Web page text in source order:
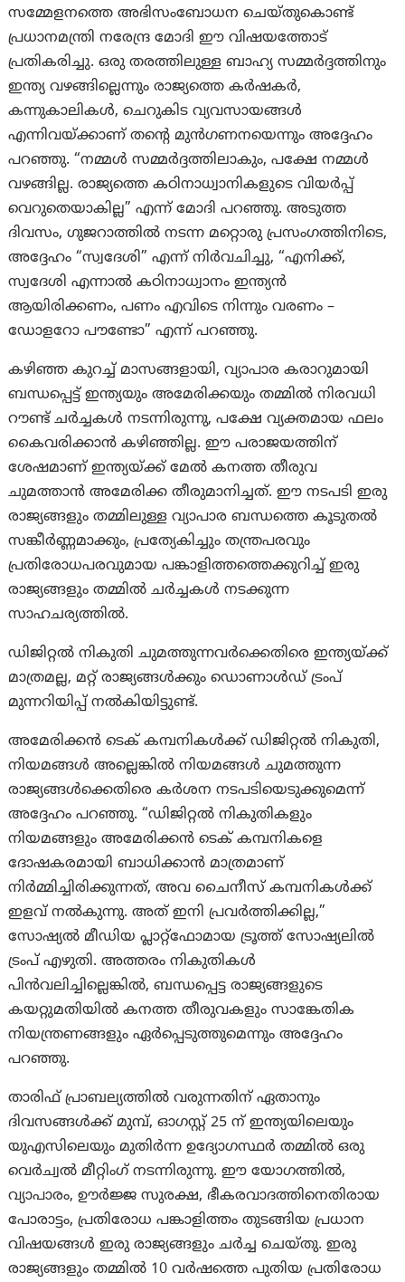
സമ്മേളനത്തെ അഭിസംബോധന ചെയ്തുകൊണ്ട്
പ്രധാനമന്ത്രി നരേന്ദ്ര മോദി ഈ വിഷയത്തോട്
പ്രതികരിച്ചു. ഒരു തരത്തിലുള്ള ബാഹ്യ സമ്മർദ്ദത്തിനും
ഇന്ത്യ വഴങ്ങില്ലെന്നും രാജ്യത്തെ കർഷകർ,
കന്നുകാലികൾ, ചെറുകിട വ്യവസായങ്ങൾ
എന്നിവയ്ക്കാണ് തന്റെ മുൻഗണനയെന്നും അദ്ദേഹം
പറഞ്ഞു. “നമ്മൾ സമ്മർദ്ദത്തിലാകും, പക്ഷേ നമ്മൾ
വഴങ്ങില്ല. രാജ്യത്തെ കഠിനാധ്വാനികളുടെ വിയർപ്പ്
വെറുതെയാകില്ല” എന്ന് മോദി പറഞ്ഞു. അടുത്ത
ദിവസം, ഗുജറാത്തിൽ നടന്ന മറ്റൊരു പ്രസംഗത്തിനിടെ,
അദ്ദേഹം “സ്വദേശി” എന്ന് നിർവചിച്ചു, “എനിക്ക്,
സ്വദേശി എന്നാൽ കഠിനാധ്വാനം ഇന്ത്യൻ
ആയിരിക്കണം, പണം എവിടെ നിന്നും വരണം –
ഡോളറോ പൗണ്ടോ” എന്ന് പറഞ്ഞു.
കഴിഞ്ഞ കുറച്ച് മാസങ്ങളായി, വ്യാപാര കരാറുമായി
ബന്ധപ്പെട്ട് ഇന്ത്യയും അമേരിക്കയും തമ്മിൽ നിരവധി
റൗണ്ട് ചർച്ചകൾ നടന്നിരുന്നു, പക്ഷേ വ്യക്തമായ ഫലം
കൈവരിക്കാൻ കഴിഞ്ഞില്ല. ഈ പരാജയത്തിന്
ശേഷമാണ് ഇന്ത്യയ്ക്ക് മേൽ കനത്ത തീരുവ
ചുമത്താൻ അമേരിക്ക തീരുമാനിച്ചത്. ഈ നടപടി ഇരു
രാജ്യങ്ങളും തമ്മിലുള്ള വ്യാപാര ബന്ധത്തെ കൂടുതൽ
സങ്കീർണ്ണമാക്കും, പ്രത്യേകിച്ചും തന്ത്രപരവും
പ്രതിരോധപരവുമായ പങ്കാളിത്തത്തെക്കുറിച്ച് ഇരു
രാജ്യങ്ങളും തമ്മിൽ ചർച്ചകൾ നടക്കുന്ന
സാഹചര്യത്തിൽ.
ഡിജിറ്റൽ നികുതി ചുമത്തുന്നവർക്കെതിരെ ഇന്ത്യയ്ക്ക്
മാത്രമല്ല, മറ്റ് രാജ്യങ്ങൾക്കും ഡൊണാൾഡ് ട്രംപ്
മുന്നറിയിപ്പ് നൽകിയിട്ടുണ്ട്.
അമേരിക്കൻ ടെക് കമ്പനികൾക്ക് ഡിജിറ്റൽ നികുതി,
നിയമങ്ങൾ അല്ലെങ്കിൽ നിയമങ്ങൾ ചുമത്തുന്ന
രാജ്യങ്ങൾക്കെതിരെ കർശന നടപടിയെടുക്കുമെന്ന്
അദ്ദേഹം പറഞ്ഞു. “ഡിജിറ്റൽ നികുതികളും
നിയമങ്ങളും അമേരിക്കൻ ടെക് കമ്പനികളെ
ദോഷകരമായി ബാധിക്കാൻ മാത്രമാണ്
നിർമ്മിച്ചിരിക്കുന്നത്, അവ ചൈനീസ് കമ്പനികൾക്ക്
ഇളവ് നൽകുന്നു. അത് ഇനി പ്രവർത്തിക്കില്ല,”
സോഷ്യൽ മീഡിയ പ്ലാറ്റ്‌ഫോമായ ട്രൂത്ത് സോഷ്യലിൽ
ട്രംപ് എഴുതി. അത്തരം നികുതികൾ
പിൻവലിച്ചില്ലെങ്കിൽ, ബന്ധപ്പെട്ട രാജ്യങ്ങളുടെ
കയറ്റുമതിയിൽ കനത്ത തീരുവകളും സാങ്കേതിക
നിയന്ത്രണങ്ങളും ഏർപ്പെടുത്തുമെന്നും അദ്ദേഹം
പറഞ്ഞു.
താരിഫ് പ്രാബല്യത്തിൽ വരുന്നതിന് ഏതാനും
ദിവസങ്ങൾക്ക് മുമ്പ്, ഓഗസ്റ്റ് 25 ന് ഇന്ത്യയിലെയും
യുഎസിലെയും മുതിർന്ന ഉദ്യോഗസ്ഥർ തമ്മിൽ ഒരു
വെർച്വൽ മീറ്റിംഗ് നടന്നിരുന്നു. ഈ യോഗത്തിൽ,
വ്യാപാരം, ഊർജ്ജ സുരക്ഷ, ഭീകരവാദത്തിനെതിരായ
പോരാട്ടം, പ്രതിരോധ പങ്കാളിത്തം തുടങ്ങിയ പ്രധാന
വിഷയങ്ങൾ ഇരു രാജ്യങ്ങളും ചർച്ച ചെയ്തു. ഇരു
രാജ്യങ്ങളും തമ്മിൽ 10 വർഷത്തെ പുതിയ പ്രതിരോധ